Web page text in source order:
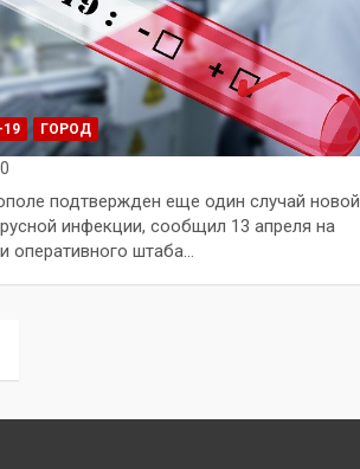
19 ГОРОД
подтвержден еще один случай новой
инфекции, сообщил 13 апреля на
оперативного штаба…